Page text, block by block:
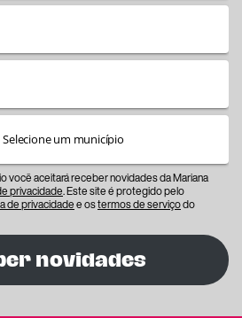
você aceitará receber novidades da Mariana
privacidade. Este site é protegido pelo
de privacidadee ostermos de serviçodo
novidades